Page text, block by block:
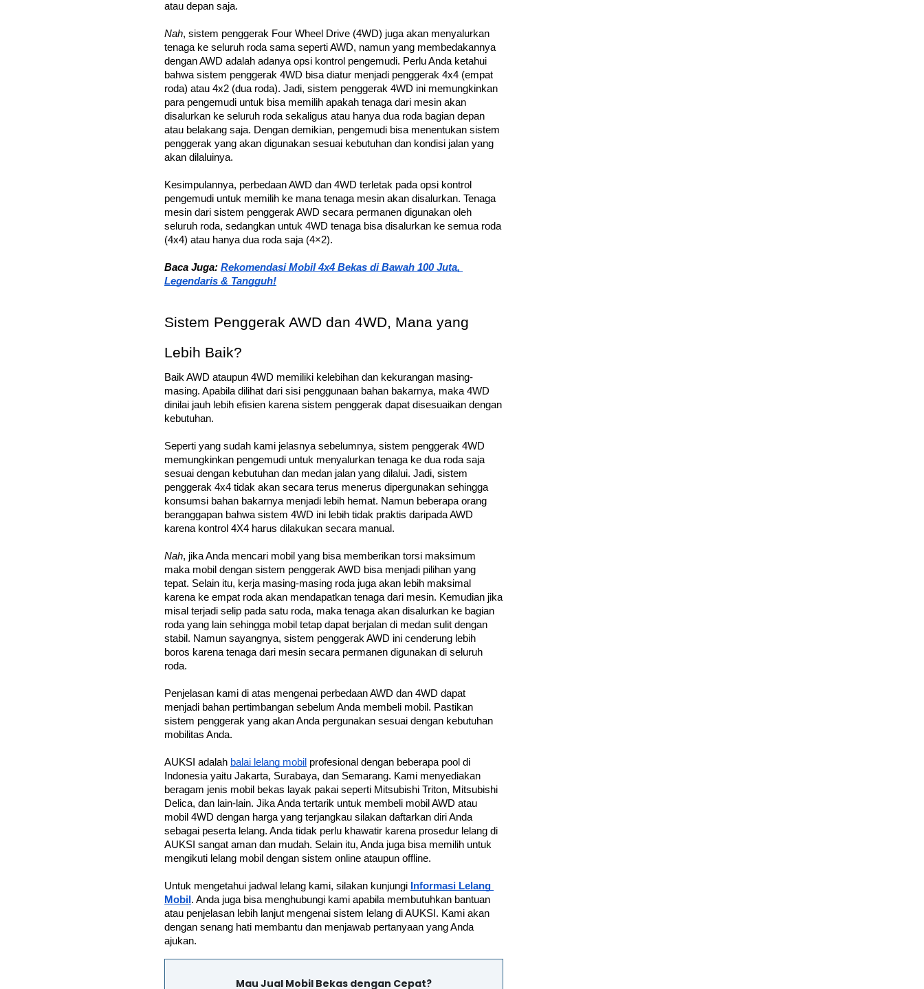
atau depan saja.
Nah, sistem penggerak Four Wheel Drive (4WD) juga akan menyalurkan
tenaga ke seluruh roda sama seperti AWD, namun yang membedakannya
dengan AWD adalah adanya opsi kontrol pengemudi. Perlu Anda ketahui
bahwa sistem penggerak 4WD bisa diatur menjadi penggerak 4x4 (empat
roda) atau 4x2 (dua roda). Jadi, sistem penggerak 4WD ini memungkinkan
para pengemudi untuk bisa memilih apakah tenaga dari mesin akan
disalurkan ke seluruh roda sekaligus atau hanya dua roda bagian depan
atau belakang saja. Dengan demikian, pengemudi bisa menentukan sistem
penggerak yang akan digunakan sesuai kebutuhan dan kondisi jalan yang
akan dilaluinya.
Kesimpulannya, perbedaan AWD dan 4WD terletak pada opsi kontrol
pengemudi untuk memilih ke mana tenaga mesin akan disalurkan. Tenaga
mesin dari sistem penggerak AWD secara permanen digunakan oleh
seluruh roda, sedangkan untuk 4WD tenaga bisa disalurkan ke semua roda
(4x4) atau hanya dua roda saja (4×2).
Baca Juga: Rekomendasi Mobil 4x4 Bekas di Bawah 100 Juta,
Legendaris & Tangguh!
Sistem Penggerak AWD dan 4WD, Mana yang
Lebih Baik?
Baik AWD ataupun 4WD memiliki kelebihan dan kekurangan masing-
masing. Apabila dilihat dari sisi penggunaan bahan bakarnya, maka 4WD
dinilai jauh lebih efisien karena sistem penggerak dapat disesuaikan dengan
kebutuhan.
Seperti yang sudah kami jelasnya sebelumnya, sistem penggerak 4WD
memungkinkan pengemudi untuk menyalurkan tenaga ke dua roda saja
sesuai dengan kebutuhan dan medan jalan yang dilalui. Jadi, sistem
penggerak 4x4 tidak akan secara terus menerus dipergunakan sehingga
konsumsi bahan bakarnya menjadi lebih hemat. Namun beberapa orang
beranggapan bahwa sistem 4WD ini lebih tidak praktis daripada AWD
karena kontrol 4X4 harus dilakukan secara manual.
Nah, jika Anda mencari mobil yang bisa memberikan torsi maksimum
maka mobil dengan sistem penggerak AWD bisa menjadi pilihan yang
tepat. Selain itu, kerja masing-masing roda juga akan lebih maksimal
karena ke empat roda akan mendapatkan tenaga dari mesin. Kemudian jika
misal terjadi selip pada satu roda, maka tenaga akan disalurkan ke bagian
roda yang lain sehingga mobil tetap dapat berjalan di medan sulit dengan
stabil. Namun sayangnya, sistem penggerak AWD ini cenderung lebih
boros karena tenaga dari mesin secara permanen digunakan di seluruh
roda.
Penjelasan kami di atas mengenai perbedaan AWD dan 4WD dapat
menjadi bahan pertimbangan sebelum Anda membeli mobil. Pastikan
sistem penggerak yang akan Anda pergunakan sesuai dengan kebutuhan
mobilitas Anda.
AUKSI adalah balai lelang mobil profesional dengan beberapa pool di
Indonesia yaitu Jakarta, Surabaya, dan Semarang. Kami menyediakan
beragam jenis mobil bekas layak pakai seperti Mitsubishi Triton, Mitsubishi
Delica, dan lain-lain. Jika Anda tertarik untuk membeli mobil AWD atau
mobil 4WD dengan harga yang terjangkau silakan daftarkan diri Anda
sebagai peserta lelang. Anda tidak perlu khawatir karena prosedur lelang di
AUKSI sangat aman dan mudah. Selain itu, Anda juga bisa memilih untuk
mengikuti lelang mobil dengan sistem online ataupun offline.
Untuk mengetahui jadwal lelang kami, silakan kunjungi Informasi Lelang
Mobil . Anda juga bisa menghubungi kami apabila membutuhkan bantuan
atau penjelasan lebih lanjut mengenai sistem lelang di AUKSI. Kami akan
dengan senang hati membantu dan menjawab pertanyaan yang Anda
ajukan.
Mau Jual Mobil Bekas dengan Cepat?